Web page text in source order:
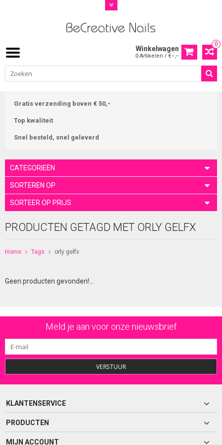
0
Winkelwagen
0 Artikelen / €--,--
Gratis verzending boven € 50,-
Top kwaliteit
Snel besteld, snel geleverd
CATEGORIEËN
SORTEREN OP
SORTEER OP PRIJS
PRODUCTEN GETAGD MET ORLY GELFX
Home Tags orly gelfx
Geen producten gevonden!...
Meld je aan voor onze nieuwsbrief
VERSTUUR
KLANTENSERVICE
PRODUCTEN
MIJN ACCOUNT